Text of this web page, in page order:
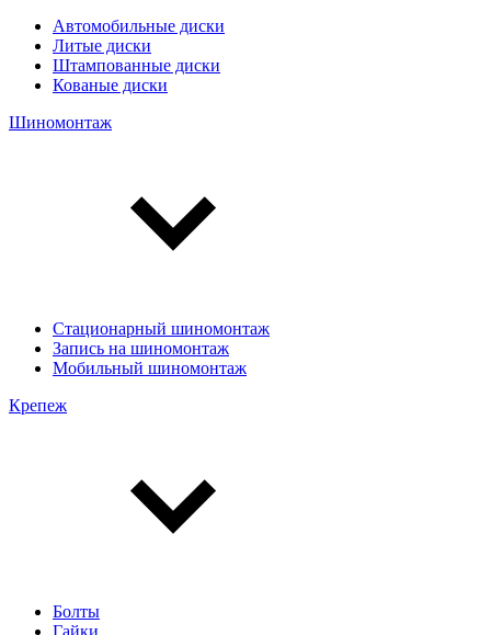
Автомобильные диски
Литые диски
Штампованные диски
Кованые диски
Шиномонтаж
Стационарный шиномонтаж
Запись на шиномонтаж
Мобильный шиномонтаж
Крепеж
Болты
Гайки